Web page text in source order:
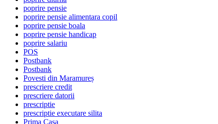
poprire pensie
poprire pensie alimentara copil
poprire pensie boala
poprire pensie handicap
poprire salariu
POS
Postbank
Postbank
Povesti din Maramureș
prescriere credit
prescriere datorii
prescriptie
prescriptie executare silita
Prima Casa